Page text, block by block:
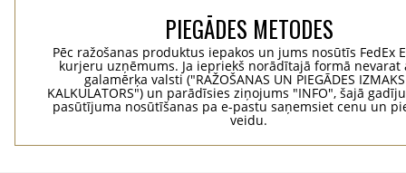
PIEGĀDES METODES
Pēc ražošanas produktus iepakos un jums nosūtīs FedEx
kurjeru uzņēmums. Ja iepriekš norādītajā formā nevarat
galamērķa valsti ("RAŽOŠANAS UN PIEGĀDES
KALKULATORS") un parādīsies ziņojums "INFO", šajā
pasūtījuma nosūtīšanas pa e-pastu saņemsiet cenu un
veidu.